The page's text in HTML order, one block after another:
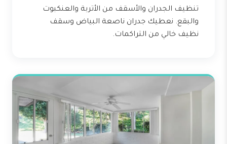
تنظيف الجدران والأسقف من الأتربة والعنكبوت
والبقع. نعطيك جدران ناصعة البياض وسقف
نظيف خالي من التراكمات.